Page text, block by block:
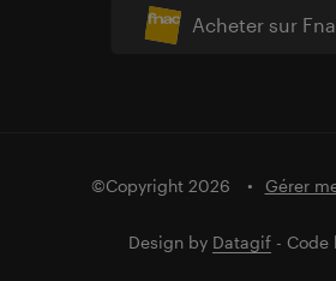
Acheter sur
©Copyright 2026 Gérer
Design by Datagif - Code